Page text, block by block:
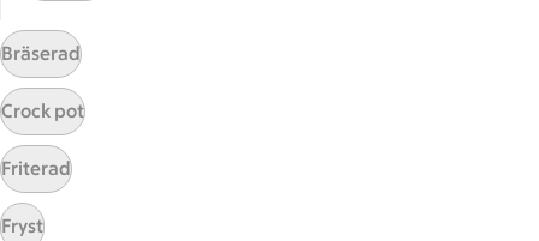
Testa att söka på något nytt, eller ta bort något av
Bräserad
Crock pot
Friterad
Fryst